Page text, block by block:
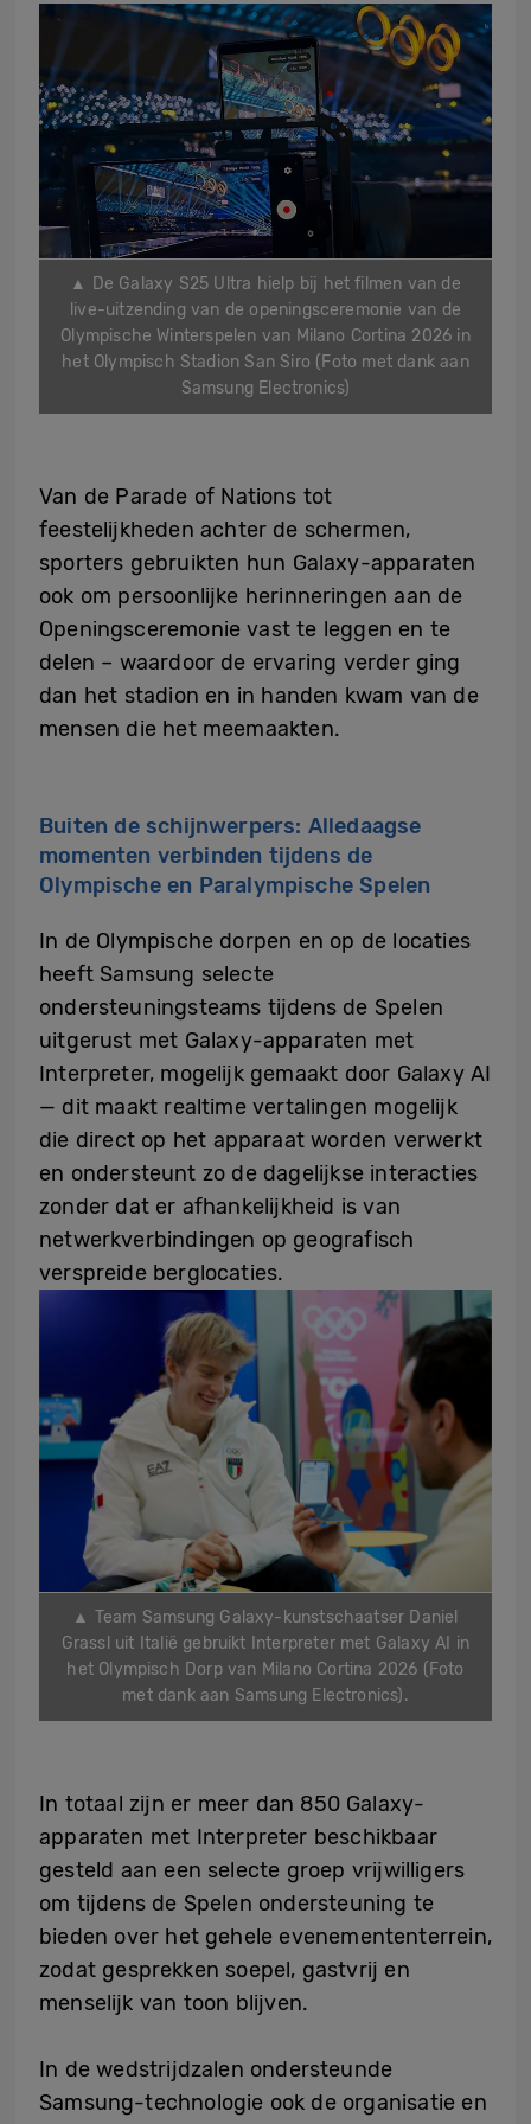
▲ De Galaxy S25 Ultra hielp bij het filmen van de
live-uitzending van de openingsceremonie van de
Olympische Winterspelen van Milano Cortina 2026 in
het Olympisch Stadion San Siro (Foto met dank aan
Samsung Electronics)
Van de Parade of Nations tot
feestelijkheden achter de schermen,
sporters gebruikten hun Galaxy-apparaten
ook om persoonlijke herinneringen aan de
Openingsceremonie vast te leggen en te
delen – waardoor de ervaring verder ging
dan het stadion en in handen kwam van de
mensen die het meemaakten.
Buiten de schijnwerpers: Alledaagse
momenten verbinden tijdens de
Olympische en Paralympische Spelen
In de Olympische dorpen en op de locaties
heeft Samsung selecte
ondersteuningsteams tijdens de Spelen
uitgerust met Galaxy-apparaten met
Interpreter, mogelijk gemaakt door Galaxy AI
— dit maakt realtime vertalingen mogelijk
die direct op het apparaat worden verwerkt
en ondersteunt zo de dagelijkse interacties
zonder dat er afhankelijkheid is van
netwerkverbindingen op geografisch
verspreide berglocaties.
▲ Team Samsung Galaxy-kunstschaatser Daniel
Grassl uit Italië gebruikt Interpreter met Galaxy AI in
het Olympisch Dorp van Milano Cortina 2026 (Foto
met dank aan Samsung Electronics).
In totaal zijn er meer dan 850 Galaxy-
apparaten met Interpreter beschikbaar
gesteld aan een selecte groep vrijwilligers
om tijdens de Spelen ondersteuning te
bieden over het gehele evenemententerrein,
zodat gesprekken soepel, gastvrij en
menselijk van toon blijven.
In de wedstrijdzalen ondersteunde
Samsung-technologie ook de organisatie en